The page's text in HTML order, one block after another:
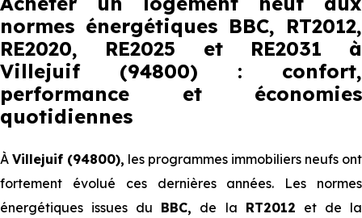
normes énergétiques BBC, RT2012,
RE2020, RE2025 et RE2031 à
Villejuif (94800) : confort,
performance et économies
quotidiennes
À Villejuif (94800), les programmes immobiliers neufs ont
fortement évolué ces dernières années. Les normes
énergétiques issues du BBC, de la RT2012 et de la